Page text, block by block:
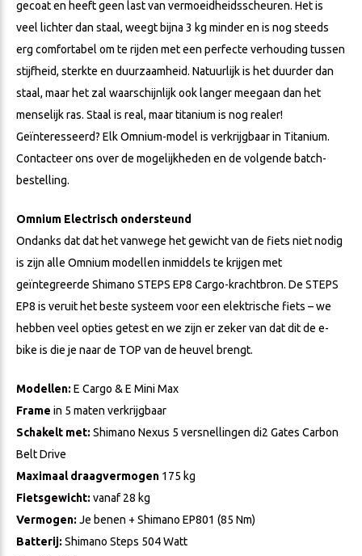
gecoat en heeft geen last van vermoeidheidsscheuren. Het is
veel lichter dan staal, weegt bijna 3 kg minder en is nog steeds
erg comfortabel om te rijden met een perfecte verhouding tussen
stijfheid, sterkte en duurzaamheid. Natuurlijk is het duurder dan
staal, maar het zal waarschijnlijk ook langer meegaan dan het
menselijk ras. Staal is real, maar titanium is nog realer!
Geïnteresseerd? Elk Omnium-model is verkrijgbaar in Titanium.
Contacteer ons over de mogelijkheden en de volgende batch-
bestelling.
Omnium Electrisch ondersteund
Ondanks dat dat het vanwege het gewicht van de fiets niet nodig
is zijn alle Omnium modellen inmiddels te krijgen met
geïntegreerde Shimano STEPS EP8 Cargo-krachtbron. De STEPS
EP8 is veruit het beste systeem voor een elektrische fiets – we
hebben veel opties getest en we zijn er zeker van dat dit de e-
bike is die je naar de TOP van de heuvel brengt.
Modellen: E Cargo & E Mini Max
Frame in 5 maten verkrijgbaar
Schakelt met: Shimano Nexus 5 versnellingen di2 Gates Carbon
Belt Drive
Maximaal draagvermogen 175 kg
Fietsgewicht: vanaf 28 kg
Vermogen: Je benen + Shimano EP801 (85 Nm)
Batterij: Shimano Steps 504 Watt